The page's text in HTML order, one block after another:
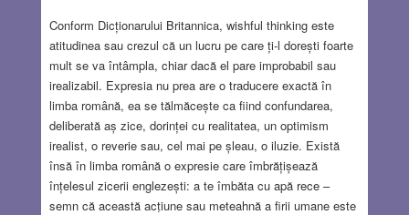
Conform Dicționarului Britannica, wishful thinking este
atitudinea sau crezul că un lucru pe care ți-l dorești foarte
mult se va întâmpla, chiar dacă el pare improbabil sau
irealizabil. Expresia nu prea are o traducere exactă în
limba română, ea se tălmăcește ca fiind confundarea,
deliberată aș zice, dorinței cu realitatea, un optimism
irealist, o reverie sau, cel mai pe șleau, o iluzie. Există
însă în limba română o expresie care îmbrățișează
înțelesul zicerii englezești: a te îmbăta cu apă rece –
semn că această acțiune sau meteahnă a firii umane este